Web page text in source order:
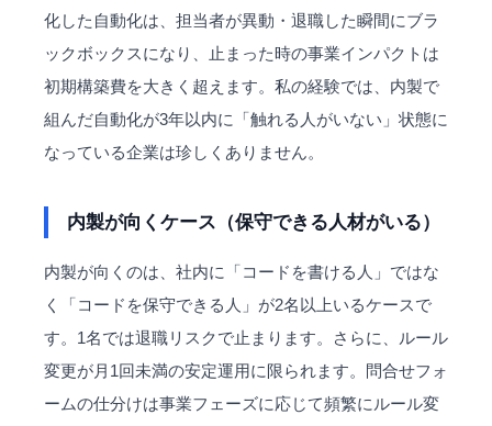
化した自動化は、担当者が異動・退職した瞬間にブラ
ックボックスになり、止まった時の事業インパクトは
初期構築費を大きく超えます。私の経験では、内製で
組んだ自動化が3年以内に「触れる人がいない」状態に
なっている企業は珍しくありません。
内製が向くケース（保守できる人材がいる）
内製が向くのは、社内に「コードを書ける人」ではな
く「コードを保守できる人」が2名以上いるケースで
す。1名では退職リスクで止まります。さらに、ルール
変更が月1回未満の安定運用に限られます。問合せフォ
ームの仕分けは事業フェーズに応じて頻繁にルール変